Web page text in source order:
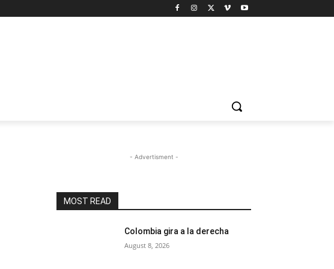
- Advertisment -
MOST READ
Colombia gira a la derecha
August 8, 2026